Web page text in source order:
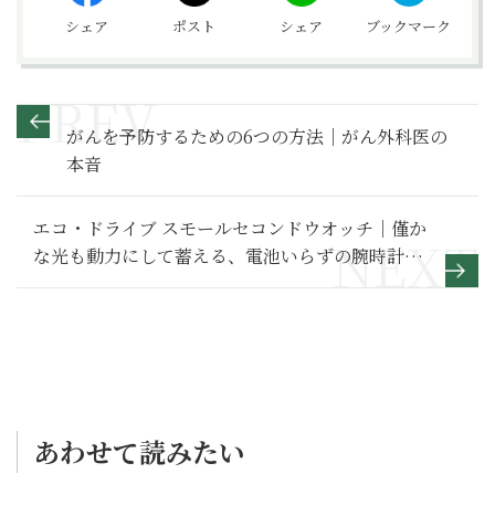
シェア ポスト シェア ブックマーク
がんを予防するための6つの方法｜がん外科医の
本音
エコ・ドライブ スモールセコンドウオッチ｜僅か
な光も動力にして蓄える、電池いらずの腕時計の
名品
あわせて読みたい